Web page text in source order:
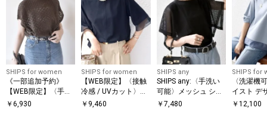
SHIPS for women
《一部追加予約》
【WEB限定】〈手洗
い可能〉アイレット
￥ 6,930
SHIPS for women
【WEB限定】〈接触
冷感 / UVカット〉シ
アー オーガンジー コ
￥ 9,460
SHIPS any
SHIPS any:〈手洗い
可能〉メッシュ シア
ー ハンカチ スリーブ
￥ 7,480
SHIPS for
〈洗濯機
イスト デ
ー ドッキ
￥12,100